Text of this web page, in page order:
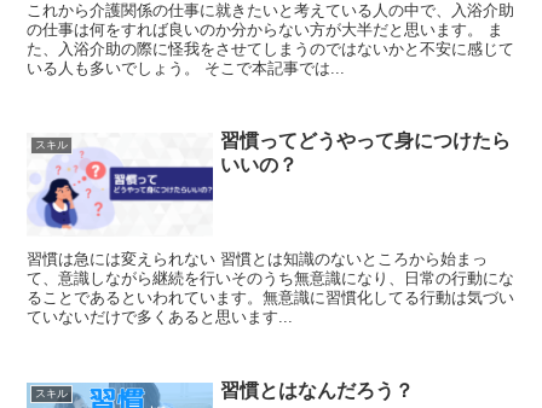
これから介護関係の仕事に就きたいと考えている人の中で、入浴介助
の仕事は何をすれば良いのか分からない方が大半だと思います。 ま
た、入浴介助の際に怪我をさせてしまうのではないかと不安に感じて
いる人も多いでしょう。 そこで本記事では...
スキル
習慣ってどうやって身につけたら
いいの？
習慣は急には変えられない 習慣とは知識のないところから始まっ
て、意識しながら継続を行いそのうち無意識になり、日常の行動にな
ることであるといわれています。無意識に習慣化してる行動は気づい
ていないだけで多くあると思います...
スキル 習慣とはなんだろう？